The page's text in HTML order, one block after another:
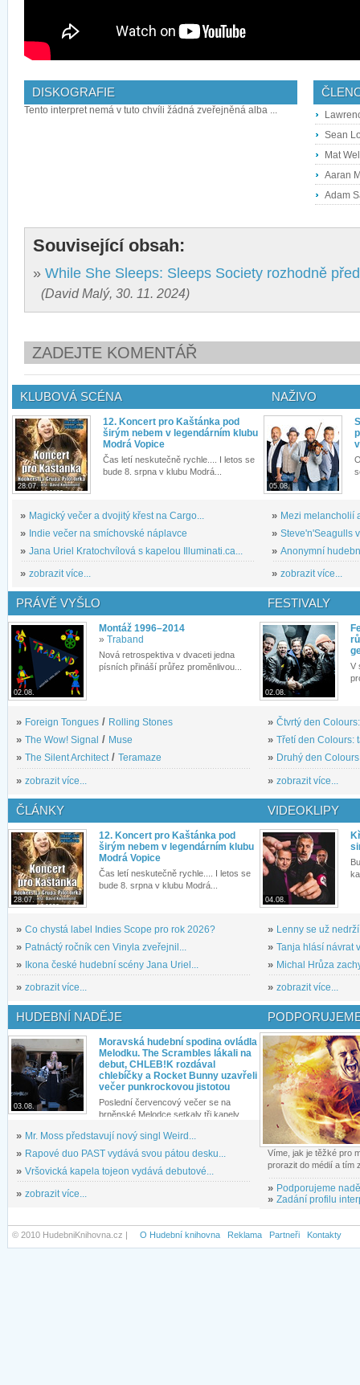
DISKOGRAFIE
Tento interpret nemá v tuto chvíli žádná zveřejněná alba ...
Sean
Mat
Aaran
Adam
Související obsah:
» While She Sleeps: Sleeps Society rozhodně
(David Malý, 30. 11. 2024)
ZADEJTE KOMENTÁŘ
KLUBOVÁ SCÉNA
28.07.
12. Koncert pro Kaštánka pod
širým nebem v legendárním klubu
Modrá Vopice
Čas letí neskutečně rychle.... I letos se
bude 8. srpna v klubu Modrá...
» Magický večer a dvojitý křest na Cargo...
» Indie večer na smíchovské náplavce
» Jana Uriel Kratochvílová s kapelou Illuminati.ca...
» zobrazit více...
NAŽIVO
05.08.
» Mezi melancholií
» Steve'n'Seagulls
» Anonymní
» zobrazit více...
PRÁVĚ VYŠLO
02.08.
Montáž 1996–2014
» Traband
Nová retrospektiva v dvaceti jedna
písních přináší průřez proměnlivou...
» Foreign Tongues / Rolling Stones
» The Wow! Signal / Muse
» The Silent Architect/ Teramaze
» zobrazit více...
FESTIVALY
02.08.
V
» Čtvrtý den
» Třetí den Colours:
» Druhý den
» zobrazit více...
ČLÁNKY
28.07.
12. Koncert pro Kaštánka pod
širým nebem v legendárním klubu
Modrá Vopice
Čas letí neskutečně rychle.... I letos se
bude 8. srpna v klubu Modrá...
» Co chystá label Indies Scope pro rok 2026?
» Patnáctý ročník cen Vinyla zveřejnil...
» Ikona české hudební scény Jana Uriel...
» zobrazit více...
VIDEOKLIPY
04.08.
» Lenny se už
» Tanja hlásí návrat
» Michal Hrůza
» zobrazit více...
HUDEBNÍ NADĚJE
03.08.
Moravská hudební spodina ovládla
Melodku. The Scrambles lákali na
debut, CHLEB!K rozdával
chlebíčky a Rocket Bunny uzavřeli
večer punkrockovou jistotou
Poslední červencový večer se na
brněnské Melodce setkaly tři kapely...
» Mr. Moss představují nový singl Weird...
» Rapové duo PAST vydává svou pátou desku...
» Vršovická kapela tojeon vydává debutové...
» zobrazit více...
Víme, jak je těžké pro
prorazit do médií a tím
» Podporujeme
» Zadání profilu
© 2010 HudebniKnihovna.cz | O Hudební knihovna Reklama Partneři Kontakty